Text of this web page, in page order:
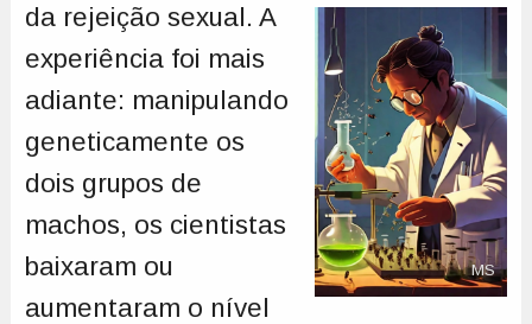
MS
da rejeição sexual. A
experiência foi mais
adiante: manipulando
geneticamente os
dois grupos de
machos, os cientistas
baixaram ou
aumentaram o nível